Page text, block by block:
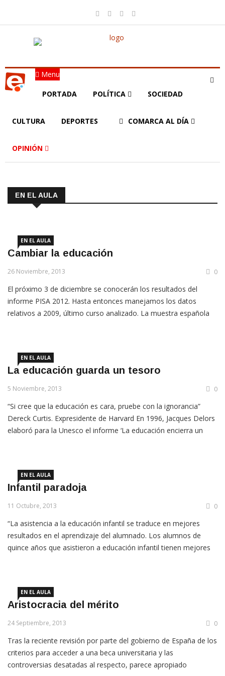
Menu
PORTADA POLÍTICA SOCIEDAD
CULTURA DEPORTES COMARCA AL DÍA
OPINIÓN
EN EL AULA
EN EL AULA
Cambiar la educación
26 Noviembre, 2013 0
El próximo 3 de diciembre se conocerán los resultados del
informe PISA 2012. Hasta entonces manejamos los datos
relativos a 2009, último curso analizado. La muestra española
EN EL AULA
La educación guarda un tesoro
5 Noviembre, 2013 0
“Si cree que la educación es cara, pruebe con la ignorancia”
Dereck Curtis. Expresidente de Harvard En 1996, Jacques Delors
elaboró para la Unesco el informe ‘La educación encierra un
EN EL AULA
Infantil paradoja
11 Octubre, 2013 0
“La asistencia a la educación infantil se traduce en mejores
resultados en el aprendizaje del alumnado. Los alumnos de
quince años que asistieron a educación infantil tienen mejores
EN EL AULA
Aristocracia del mérito
24 Septiembre, 2013 0
Tras la reciente revisión por parte del gobierno de España de los
criterios para acceder a una beca universitaria y las
controversias desatadas al respecto, parece apropiado